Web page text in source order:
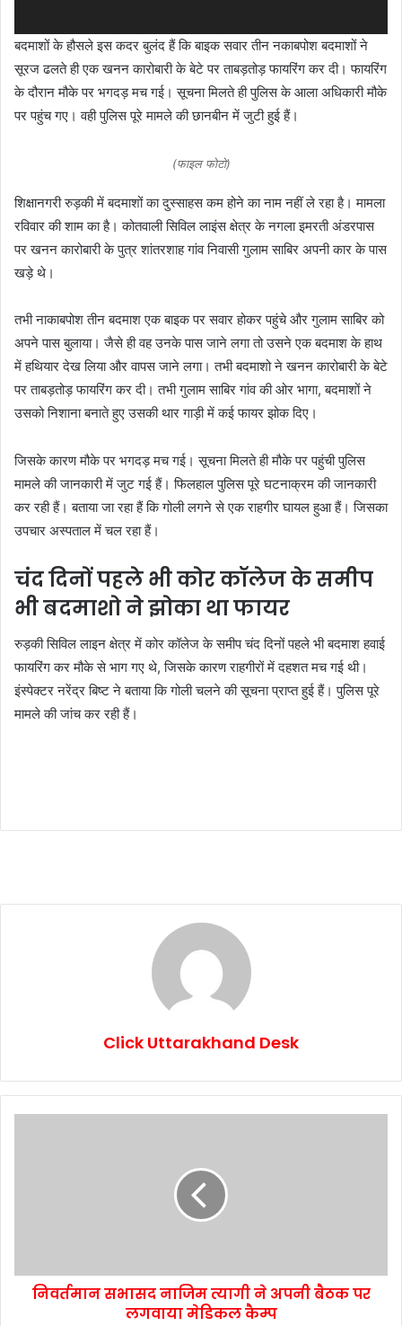
बदमाशों के हौसले इस कदर बुलंद हैं कि बाइक सवार तीन नकाबपोश बदमाशों ने
सूरज ढलते ही एक खनन कारोबारी के बेटे पर ताबड़तोड़ फायरिंग कर दी। फायरिंग
के दौरान मौके पर भगदड़ मच गई। सूचना मिलते ही पुलिस के आला अधिकारी मौके
पर पहुंच गए। वही पुलिस पूरे मामले की छानबीन में जुटी हुई हैं।
(फाइल फोटो)
शिक्षानगरी रुड़की में बदमाशों का दुस्साहस कम होने का नाम नहीं ले रहा है। मामला
रविवार की शाम का है। कोतवाली सिविल लाइंस क्षेत्र के नगला इमरती अंडरपास
पर खनन कारोबारी के पुत्र शांतरशाह गांव निवासी गुलाम साबिर अपनी कार के पास
खड़े थे।
तभी नाकाबपोश तीन बदमाश एक बाइक पर सवार होकर पहुंचे और गुलाम साबिर को
अपने पास बुलाया। जैसे ही वह उनके पास जाने लगा तो उसने एक बदमाश के हाथ
में हथियार देख लिया और वापस जाने लगा। तभी बदमाशो ने खनन कारोबारी के बेटे
पर ताबड़तोड़ फायरिंग कर दी। तभी गुलाम साबिर गांव की ओर भागा, बदमाशों ने
उसको निशाना बनाते हुए उसकी थार गाड़ी में कई फायर झोक दिए।
जिसके कारण मौके पर भगदड़ मच गई। सूचना मिलते ही मौके पर पहुंची पुलिस
मामले की जानकारी में जुट गई हैं। फिलहाल पुलिस पूरे घटनाक्रम की जानकारी
कर रही हैं। बताया जा रहा हैं कि गोली लगने से एक राहगीर घायल हुआ हैं। जिसका
उपचार अस्पताल में चल रहा हैं।
चंद दिनों पहले भी कोर कॉलेज के समीप
भी बदमाशो ने झोका था फायर
रुड़की सिविल लाइन क्षेत्र में कोर कॉलेज के समीप चंद दिनों पहले भी बदमाश हवाई
फायरिंग कर मौके से भाग गए थे, जिसके कारण राहगीरों में दहशत मच गई थी।
इंस्पेक्टर नरेंद्र बिष्ट ने बताया कि गोली चलने की सूचना प्राप्त हुई हैं। पुलिस पूरे
मामले की जांच कर रही हैं।
Click Uttarakhand Desk
निवर्तमान सभासद नाजिम त्यागी ने अपनी बैठक पर
लगवाया मेडिकल कैम्प